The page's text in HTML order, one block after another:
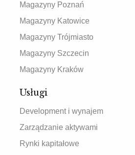
Magazyny Poznań
Magazyny Katowice
Magazyny Trójmiasto
Magazyny Szczecin
Magazyny Kraków
Usługi
Development i wynajem
Zarządzanie aktywami
Rynki kapitałowe